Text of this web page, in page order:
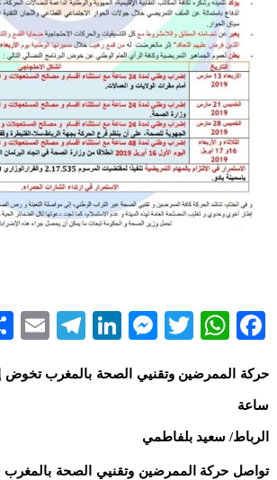
Facebook
WhatsApp
Twitter
Messenger
ساعة
الرباط/ سعيد بلفاطمي
تواصل حركة الممرضين وتقنيي الصحة بالمغرب